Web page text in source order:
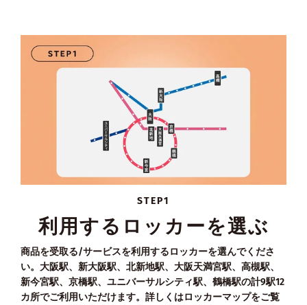
STEP1
利用するロッカーを選ぶ
商品を受取る/サービスを利用するロッカーを選んでくださ
い。大阪駅、新大阪駅、北新地駅、大阪天満宮駅、高槻駅、
新今宮駅、京橋駅、ユニバーサルシティ駅、鶴橋駅の計9駅12
カ所でご利用いただけます。詳しくはロッカーマップをご覧